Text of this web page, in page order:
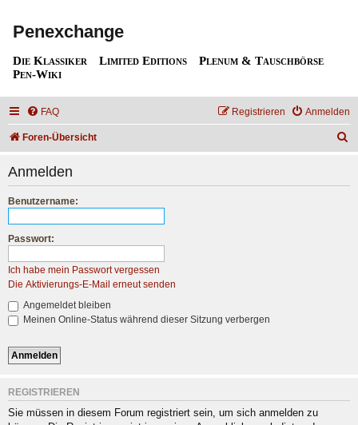
Penexchange
Die Klassiker Limited Editions
Plenum & Tauschbörse
Pen-Wiki
FAQ Anmelden
Registrieren
Foren-Übersicht
Anmelden
Benutzername:
Passwort:
Ich habe mein Passwort vergessen
Die Aktivierungs-E-Mail erneut senden
Angemeldet bleiben
Meinen Online-Status während dieser Sitzung verbergen
REGISTRIEREN
Sie müssen in diesem Forum registriert sein, um sich anmelden zu